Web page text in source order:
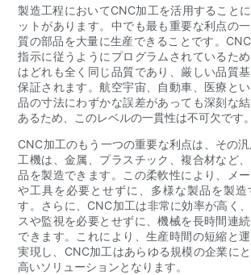
製造工程においてCNC加工を活用すること
ットがあります。中でも最も重要な利点の
質の部品を大量に生産できることです。
指示に従うようにプログラムされているた
はどれも全く同じ品質であり、厳しい品質
保証されます。航空宇宙、自動車、医療と
品の寸法にわずかな誤差があっても深刻な
あるため、このレベルの一貫性は不可欠です。
CNC加工のもう一つの重要な利点は、その
工機は、金属、プラスチック、複合材など
品を製造できます。この柔軟性により、メ
や工具を必要とせずに、多様な製品を製造
す。さらに、CNC加工は非常に効率が高く
スや監視を必要とせずに、機械を長時間連
できます。これにより、生産時間の短縮と
実現し、CNC加工はあらゆる規模の企業に
高いソリューションとなります。